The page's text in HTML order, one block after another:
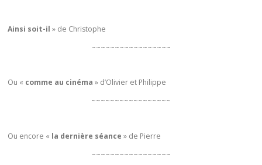
Ainsi soit-il » de Christophe
~~~~~~~~~~~~~~~~~
Ou « comme au cinéma » d’Olivier et Philippe
~~~~~~~~~~~~~~~~~
Ou encore « la dernière séance » de Pierre
~~~~~~~~~~~~~~~~~